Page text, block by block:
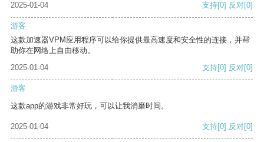
2025-01-04 支持[0] 反对[0]
游客
这款加速器VPM应用程序可以给你提供最高速度和安全性的连接，并帮
助你在网络上自由移动。
2025-01-04
支持[0] 反对[0]
游客
这款app的游戏非常好玩，可以让我消磨时间。
2025-01-04 支持[0] 反对[0]